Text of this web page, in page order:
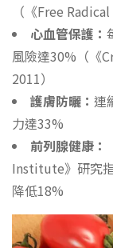
（《Free
心血管保護：
風險達30%（《
2011）
護膚防曬： 連
力達33%
前列腺健康：
Institute》研究
降低18%